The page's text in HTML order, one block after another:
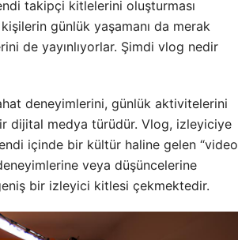
takipçi kitlelerini oluşturması
günlük yaşamanı da merak
de yayınlıyorlar. Şimdi vlog nedir
deneyimlerini, günlük aktivitelerini
dijital medya türüdür. Vlog, izleyiciye
içinde bir kültür haline gelen “video
veya düşüncelerine
bir izleyici kitlesi çekmektedir.